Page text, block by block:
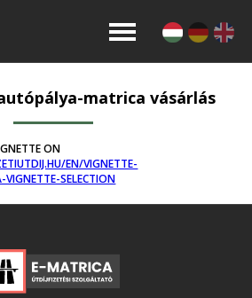
matrica vásárlás
ON
EN/VIGNETTE-
VIGNETTE-SELECTION